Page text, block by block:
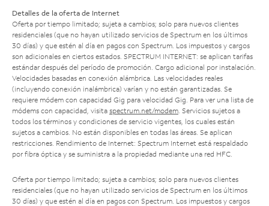
Detalles de la oferta de Internet
Oferta por tiempo limitado; sujeta a cambios; solo para nuevos clientes
residenciales (que no hayan utilizado servicios de Spectrum en los últimos
30 días) y que estén al día en pagos con Spectrum. Los impuestos y cargos
son adicionales en ciertos estados. SPECTRUM INTERNET: se aplican tarifas
estándar después del período de promoción. Cargo adicional por instalación.
Velocidades basadas en conexión alámbrica. Las velocidades reales
(incluyendo conexión inalámbrica) varían y no están garantizadas. Se
requiere módem con capacidad Gig para velocidad Gig. Para ver una lista de
módems con capacidad, visita spectrum.net/modem . Servicios sujetos a
todos los términos y condiciones de servicio vigentes, los cuales están
sujetos a cambios. No están disponibles en todas las áreas. Se aplican
restricciones. Rendimiento de Internet: Spectrum Internet está respaldado
por fibra óptica y se suministra a la propiedad mediante una red HFC.
Oferta por tiempo limitado; sujeta a cambios; solo para nuevos clientes
residenciales (que no hayan utilizado servicios de Spectrum en los últimos
30 días) y que estén al día en pagos con Spectrum. Los impuestos y cargos